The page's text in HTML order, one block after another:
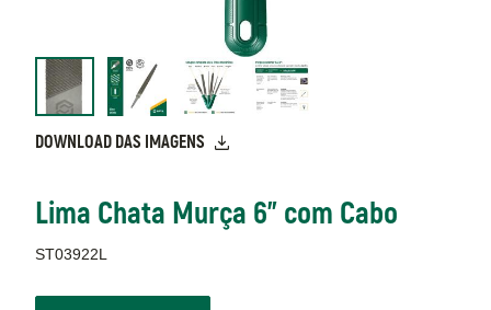
DOWNLOAD DAS IMAGENS
Lima Chata Murça 6" com Cabo
ST03922L